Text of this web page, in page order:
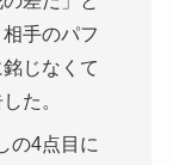
手のパフ
じなくて
た。
の4点目に